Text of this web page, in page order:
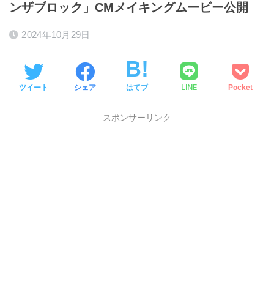
ンザブロック」CMメイキングムービー公開
2024年10月29日
ツイート シェア はてブ LINE Pocket
スポンサーリンク